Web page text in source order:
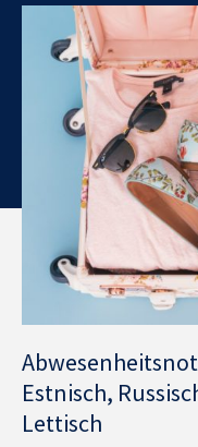
Estnisch,
Lettisch